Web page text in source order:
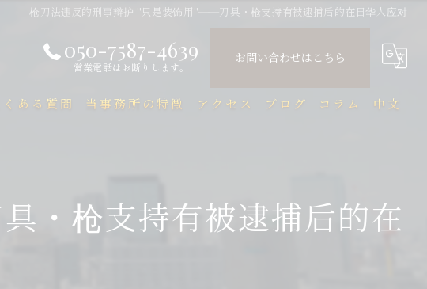
枪刀法违反的刑事辩护 "只是装饰用"——刀具・枪支持有被逮捕后的在日华人应对
050-7587-4639
営業電話はお断りします。
お問い合わせはこちら
くある質問 当事務所の特徴
刑事
アクセス ブログ コラム 中文
・枪支持有被逮捕后的在